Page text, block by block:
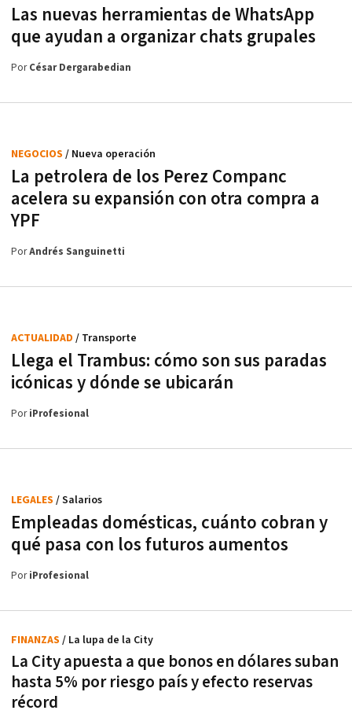
Las nuevas herramientas de WhatsApp
que ayudan a organizar chats grupales
PorCésar Dergarabedian
La petrolera de los Perez Companc
acelera su expansión con otra compra a
YPF
NEGOCIOS / Nueva operación
PorAndrés Sanguinetti
Llega el Trambus: cómo son sus paradas
icónicas y dónde se ubicarán
ACTUALIDAD / Transporte
PoriProfesional
Empleadas domésticas, cuánto cobran y
qué pasa con los futuros aumentos
LEGALES / Salarios
PoriProfesional
La City apuesta a que bonos en dólares suban
hasta 5% por riesgo país y efecto reservas
récord
FINANZAS / La lupa de la City